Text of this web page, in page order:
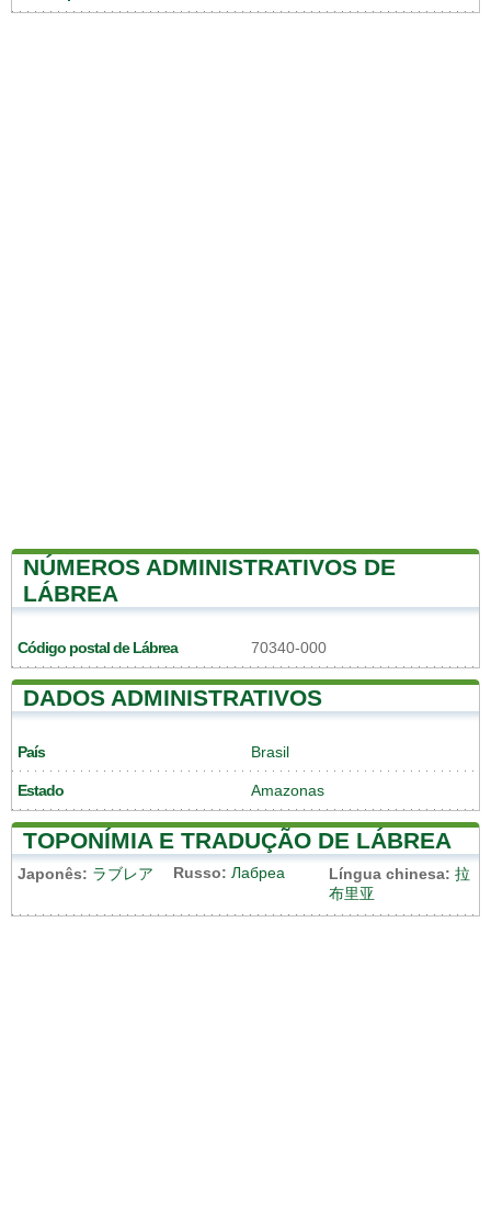
NÚMEROS ADMINISTRATIVOS DE
LÁBREA
Código postal de Lábrea 70340-000
DADOS ADMINISTRATIVOS
País Brasil
Estado Amazonas
TOPONÍMIA E TRADUÇÃO DE LÁBREA
Japonês: ラブレア Russo: Лабреа Língua chinesa: 拉
布里亚